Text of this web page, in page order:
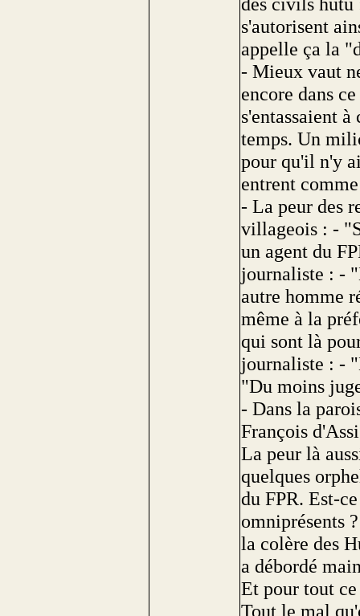
s'autorisent
appelle ça la
- Mieux vaut
encore dans
s'entassaient
temps. Un
pour qu'il n'y
entrent
- La peur des
villageois : -
un agent du
journaliste : -
autre homme
même à la
qui sont là
journaliste : -
"Du moins
- Dans la
François
La peur là
quelques
du FPR. Est-
omniprésents
la colère des
a débordé
Et pour tout
Tout le mal